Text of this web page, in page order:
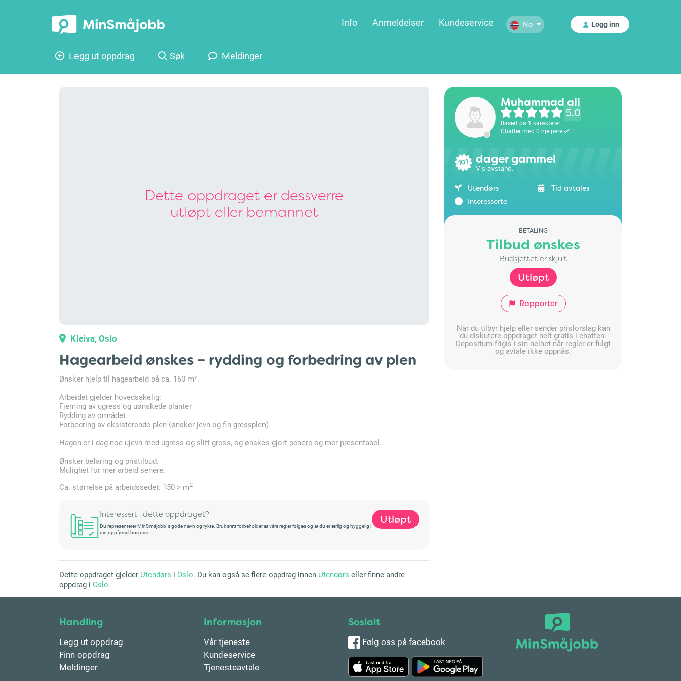
Info Anmeldelser Kundeservice No Logg inn
Legg ut oppdrag Søk Meldinger
Dette oppdraget er dessverre
utløpt eller bemannet
Kleiva, Oslo
Hagearbeid ønskes – rydding og forbedring av plen
Ønsker hjelp til hagearbeid på ca. 160 m².
Arbeidet gjelder hovedsakelig:
Fjerning av ugress og uønskede planter
Rydding av området
Forbedring av eksisterende plen (ønsker jevn og fin gressplen)
Hagen er i dag noe ujevn med ugress og slitt gress, og ønskes gjort penere og mer presentabel.
Ønsker befaring og pristilbud.
Mulighet for mer arbeid senere.
Ca. størrelse på arbeidssedet: 150 > m2
Interessert i dette oppdraget?
Du representerer MinSmåjobb´s gode navn og rykte. Bruksrett forbeholder at våre regler følges og at du er ærlig og hyggelig i
din oppførsel hos oss.
Utløpt
Dette oppdraget gjelder Utendørs i Oslo. Du kan også se flere oppdrag innen Utendørs eller finne andre
oppdrag i Oslo.
Muhammad ali
5.0
Basert på 1 karakterer
Chatter med 0 hjelpere
101 dager gammel
Vis avstand.
Utendørs
Tid avtales
Interesserte
BETALING
Tilbud ønskes
Budsjettet er skjult
Utløpt
Rapporter
Når du tilbyr hjelp eller sender prisforslag kan
du diskutere oppdraget helt gratis i chatten.
Depositum frigis i sin helhet når regler er fulgt
og avtale ikke oppnås.
Handling
Legg ut oppdrag
Finn oppdrag
Meldinger
Informasjon
Vår tjeneste
Kundeservice
Tjenesteavtale
Sosialt
Følg oss på facebook